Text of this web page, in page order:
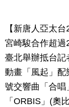
【新唐人亞太
宮崎駿合作超過
臺北舉辦抵台記
動畫「風起」
號交響曲「合唱
「ORBIS」(奧